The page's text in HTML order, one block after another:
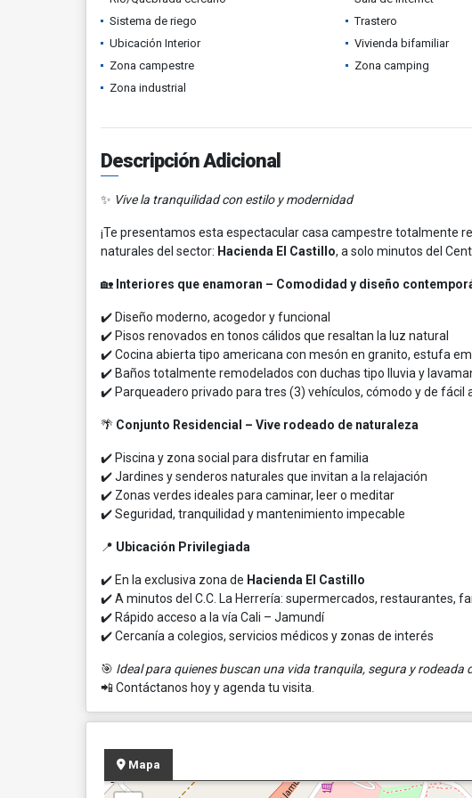
Sistema de riego
Trastero
Ubicación Interior
Vivienda bifamiliar
Zona campestre
Zona camping
Zona industrial
Descripción Adicional
✨ Vive la tranquilidad con estilo y modernidad
¡Te presentamos esta espectacular casa campestre totalmente
naturales del sector: Hacienda El Castillo, a solo minutos del
🏡 Interiores que enamoran – Comodidad y diseño
✔️ Diseño moderno, acogedor y funcional
✔️ Pisos renovados en tonos cálidos que resaltan la luz natural
✔️ Cocina abierta tipo americana con mesón en granito, estufa
✔️ Baños totalmente remodelados con duchas tipo lluvia y
✔️ Parqueadero privado para tres (3) vehículos, cómodo y de fácil
🌴 Conjunto Residencial – Vive rodeado de naturaleza
✔️ Piscina y zona social para disfrutar en familia
✔️ Jardines y senderos naturales que invitan a la relajación
✔️ Zonas verdes ideales para caminar, leer o meditar
✔️ Seguridad, tranquilidad y mantenimiento impecable
📍 Ubicación Privilegiada
✔️ En la exclusiva zona de Hacienda El Castillo
✔️ A minutos del C.C. La Herrería: supermercados, restaurantes,
✔️ Rápido acceso a la vía Cali – Jamundí
✔️ Cercanía a colegios, servicios médicos y zonas de interés
🎯 Ideal para quienes buscan una vida tranquila, segura y rodeada
📲 Contáctanos hoy y agenda tu visita.
Mapa